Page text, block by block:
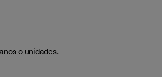
o unidades.